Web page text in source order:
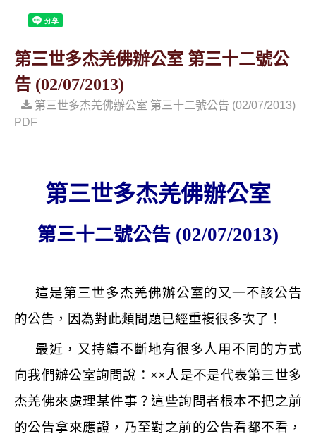
第三世多杰羌佛辦公室 第三十二號公
告 (02/07/2013)
第三世多杰羌佛辦公室 第三十二號公告 (02/07/2013)
PDF
第三世多杰羌佛辦公室
第三十二號公告 (02/07/2013)
這是第三世多杰羌佛辦公室的又一不該公告
的公告，因為對此類問題已經重複很多次了！
最近，又持續不斷地有很多人用不同的方式
向我們辦公室詢問說： ××人是不是代表第三世多
杰羌佛來處理某件事？這些詢問者根本不把之前
的公告拿來應證，乃至對之前的公告看都不看，